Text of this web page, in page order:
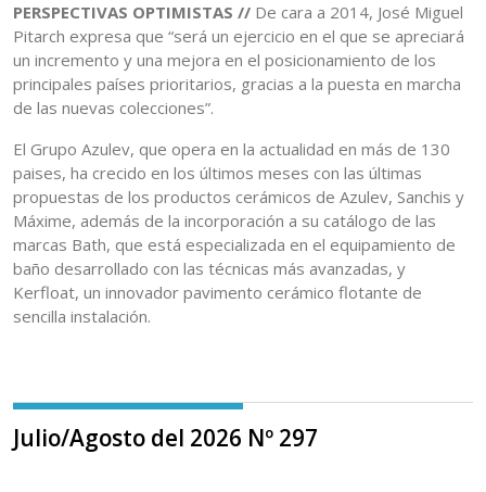
PERSPECTIVAS OPTIMISTAS // De cara a 2014, José Miguel
Pitarch expresa que “será un ejercicio en el que se apreciará
un incremento y una mejora en el posicionamiento de los
principales países prioritarios, gracias a la puesta en marcha
de las nuevas colecciones”.
El Grupo Azulev, que opera en la actualidad en más de 130
paises, ha crecido en los últimos meses con las últimas
propuestas de los productos cerámicos de Azulev, Sanchis y
Máxime, además de la incorporación a su catálogo de las
marcas Bath, que está especializada en el equipamiento de
baño desarrollado con las técnicas más avanzadas, y
Kerfloat, un innovador pavimento cerámico flotante de
sencilla instalación.
Julio/Agosto del 2026 Nº 297